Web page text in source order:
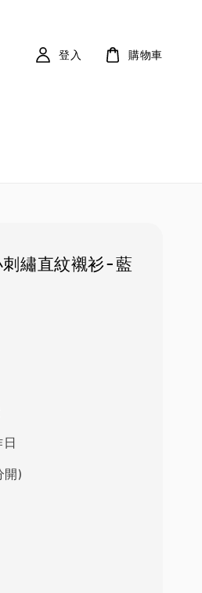
登入 購物車
繡直紋襯衫-藍
開)